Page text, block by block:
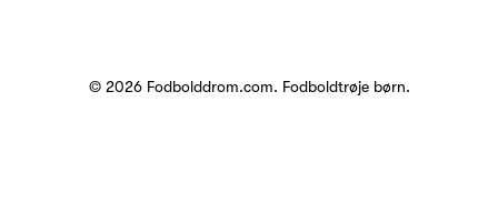
© 2026 Fodbolddrom.com. Fodboldtrøje børn.